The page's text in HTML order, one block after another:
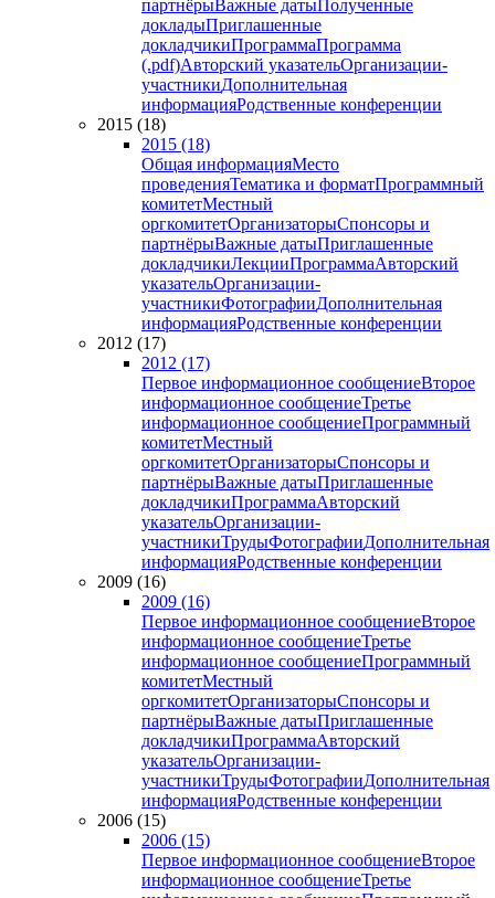
партнёрыВажные датыПолученные
докладыПриглашенные
докладчикиПрограммаПрограмма
(.pdf)Авторский указательОрганизации-
участникиДополнительная
информацияРодственные конференции
2015 (18)
2015 (18)
Общая информацияМесто
проведенияТематика и форматПрограммный
комитетМестный
оргкомитетОрганизаторыСпонсоры и
партнёрыВажные датыПриглашенные
докладчикиЛекцииПрограммаАвторский
указательОрганизации-
участникиФотографииДополнительная
информацияРодственные конференции
2012 (17)
2012 (17)
Первое информационное сообщениеВторое
информационное сообщениеТретье
информационное сообщениеПрограммный
комитетМестный
оргкомитетОрганизаторыСпонсоры и
партнёрыВажные датыПриглашенные
докладчикиПрограммаАвторский
указательОрганизации-
участникиТрудыФотографииДополнительная
информацияРодственные конференции
2009 (16)
2009 (16)
Первое информационное сообщениеВторое
информационное сообщениеТретье
информационное сообщениеПрограммный
комитетМестный
оргкомитетОрганизаторыСпонсоры и
партнёрыВажные датыПриглашенные
докладчикиПрограммаАвторский
указательОрганизации-
участникиТрудыФотографииДополнительная
информацияРодственные конференции
2006 (15)
2006 (15)
Первое информационное сообщениеВторое
информационное сообщениеТретье